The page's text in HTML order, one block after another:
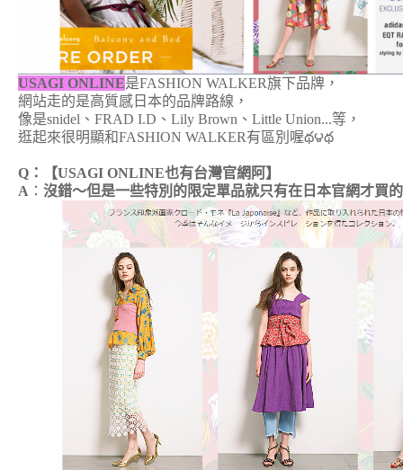
USAGI ONLINE是FASHION WALKER旗下品牌，
網站走的是高質感日本的品牌路線，
像是snidel、FRAD I.D、Lily Brown、Little Union...等，
逛起來很明顯和FASHION WALKER有區別喔థ౪థ
Q：【USAGI ONLINE也有台灣官網阿】
A ： 沒錯～但是一些特別的限定單品就只有在日本官網才買